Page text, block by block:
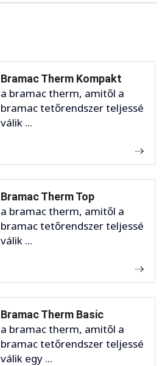
Bramac Therm Kompakt
a bramac therm, amitől a
bramac tetőrendszer teljessé
válik ...
Bramac Therm Top
a bramac therm, amitől a
bramac tetőrendszer teljessé
válik ...
Bramac Therm Basic
a bramac therm, amitől a
bramac tetőrendszer teljessé
válik egy ...